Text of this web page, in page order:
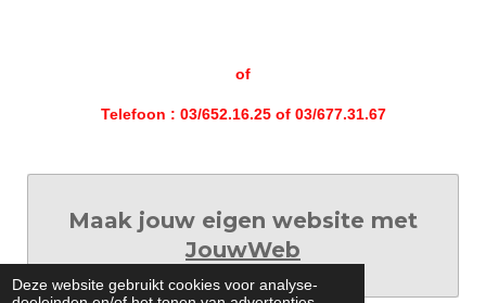
Deze website gebruikt cookies voor analyse-
of
Telefoon : 03/652.16.25 of 03/677.31.67
Maak jouw eigen website met
JouwWeb